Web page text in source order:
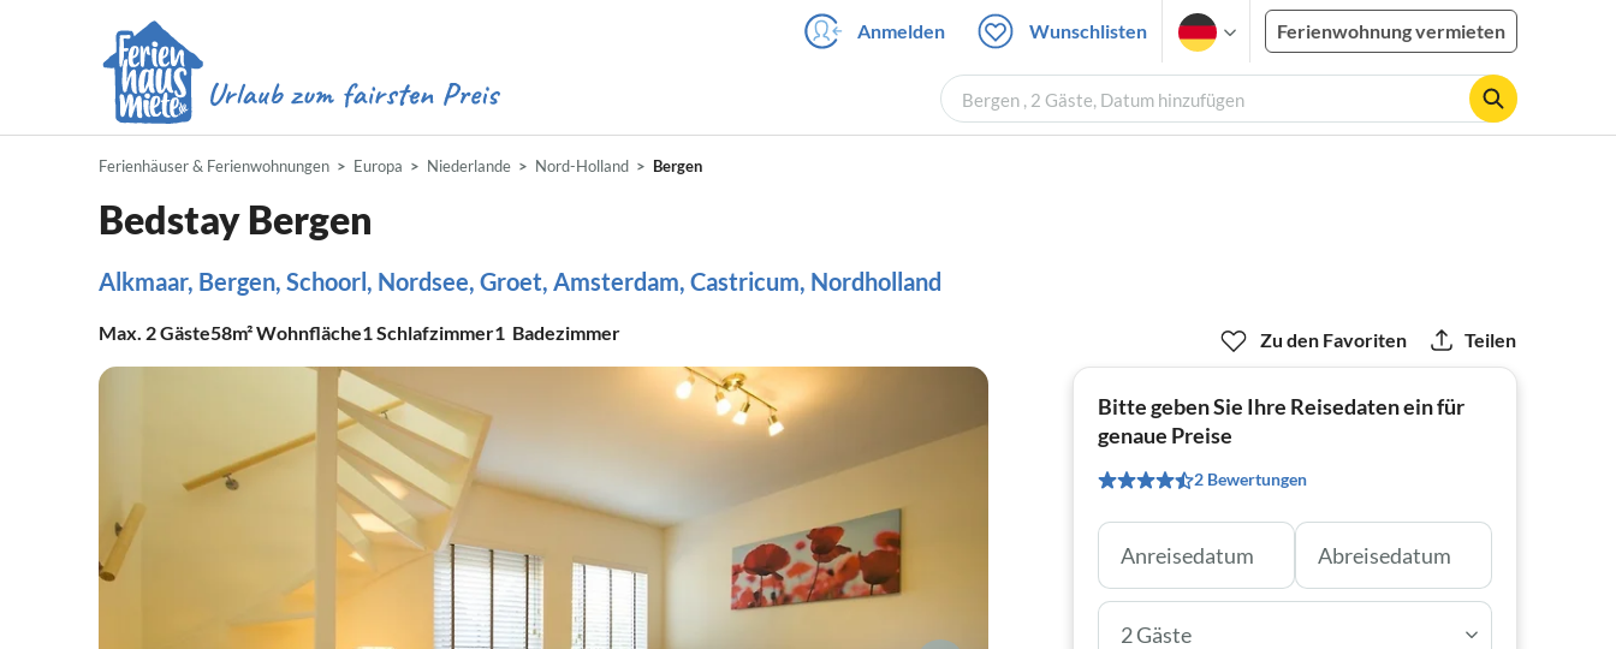
Anmelden Wunschlisten Ferienwohnung vermieten
Bergen , 2 Gäste, Datum hinzufügen
Ferienhäuser & Ferienwohnungen Europa Niederlande Nord-Holland Bergen
Bedstay Bergen
Alkmaar, Bergen, Schoorl, Nordsee, Groet, Amsterdam, Castricum, Nordholland
Max. 2Gäste58m²Wohnfläche1Schlafzimmer1 Badezimmer Zu den Favoriten Teilen
Bitte geben Sie Ihre Reisedaten ein für
genaue Preise
2 Bewertungen
2 Gäste